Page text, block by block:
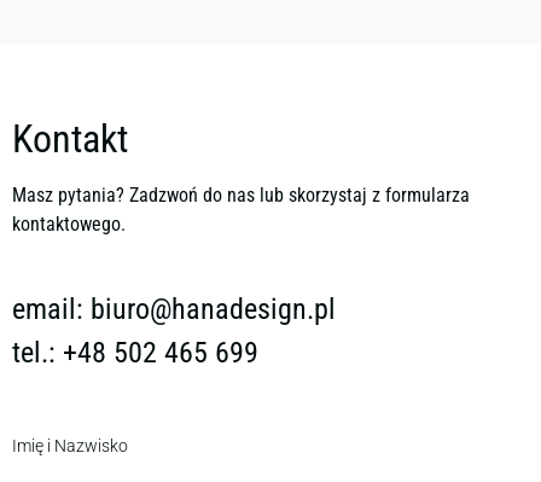
Kontakt
Masz pytania? Zadzwoń do nas lub skorzystaj z formularza
kontaktowego.
email: biuro@hanadesign.pl
tel.: +48 502 465 699